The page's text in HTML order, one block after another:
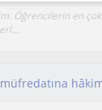
Öğrencilerin en çok